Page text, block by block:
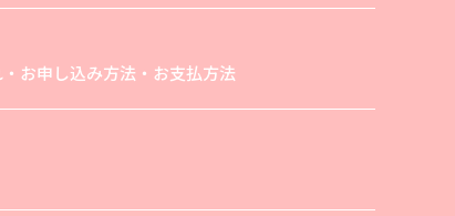
お申し込み方法・お支払方法